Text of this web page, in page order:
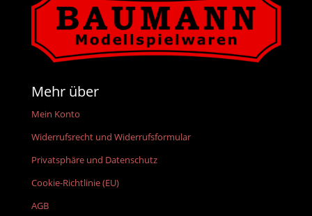
Mehr über
Mein Konto
Widerrufsrecht und Widerrufsformular
Privatsphäre und Datenschutz
Cookie-Richtlinie (EU)
AGB